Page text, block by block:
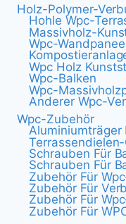
Holz-Polymer-
Hohle Wpc-
Massivholz-
Wpc-
Wpc Holz
Wpc-Balken
Wpc-
Anderer Wpc-
Wpc-Zubehör
Aluminiumträger
Schrauben Für
Schrauben Für
Zubehör Für
Zubehör Für
Zubehör Für
Zubehör Für